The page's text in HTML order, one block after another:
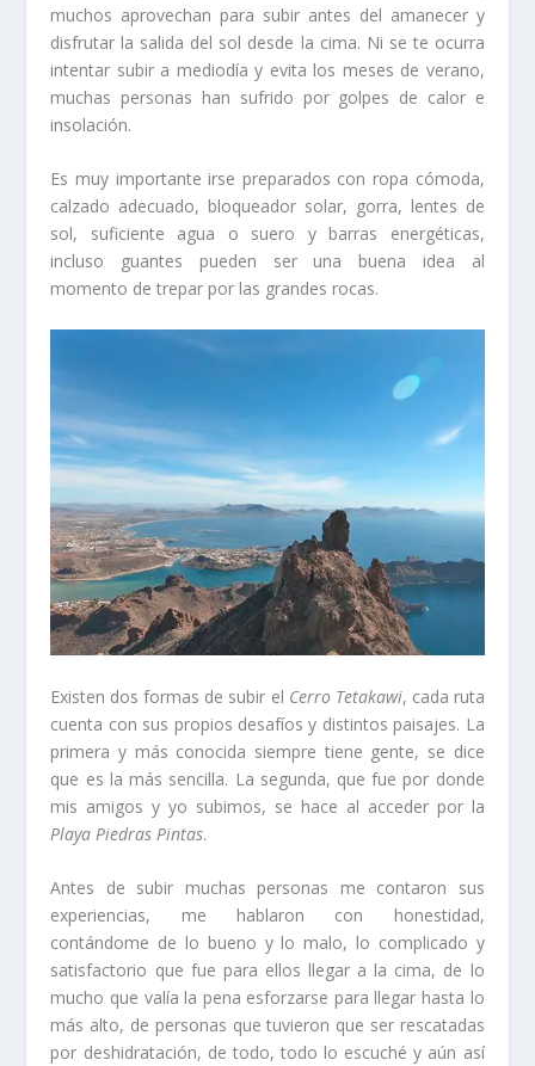
muchos aprovechan para subir antes del amanecer y
disfrutar la salida del sol desde la cima. Ni se te ocurra
intentar subir a mediodía y evita los meses de verano,
muchas personas han sufrido por golpes de calor e
insolación.
Es muy importante irse preparados con ropa cómoda,
calzado adecuado, bloqueador solar, gorra, lentes de
sol, suficiente agua o suero y barras energéticas,
incluso guantes pueden ser una buena idea al
momento de trepar por las grandes rocas.
Existen dos formas de subir el Cerro Tetakawi, cada ruta
cuenta con sus propios desafíos y distintos paisajes. La
primera y más conocida siempre tiene gente, se dice
que es la más sencilla. La segunda, que fue por donde
mis amigos y yo subimos, se hace al acceder por la
Playa Piedras Pintas.
Antes de subir muchas personas me contaron sus
experiencias, me hablaron con honestidad,
contándome de lo bueno y lo malo, lo complicado y
satisfactorio que fue para ellos llegar a la cima, de lo
mucho que valía la pena esforzarse para llegar hasta lo
más alto, de personas que tuvieron que ser rescatadas
por deshidratación, de todo, todo lo escuché y aún así